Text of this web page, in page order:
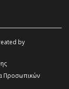
by
Προσωπικών